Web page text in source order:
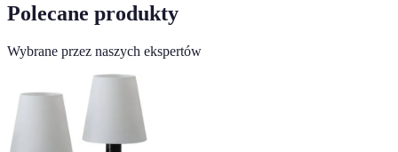
Polecane produkty
Wybrane przez naszych ekspertów